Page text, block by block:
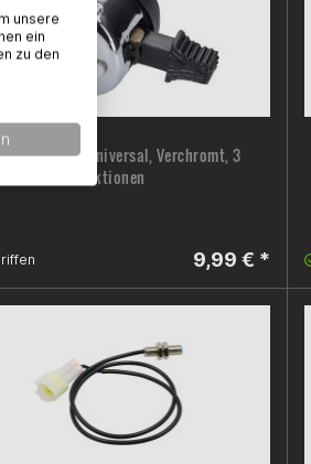
Universal, Verchromt, 3
Funktionen
9,99 € *
unsere
ein
zu den